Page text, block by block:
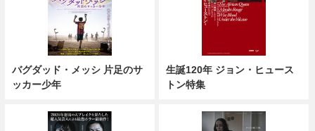
バグダッド・メッシ 片足のサ
ッカー少年
生誕120年 ジョン・ヒュース
トン特集